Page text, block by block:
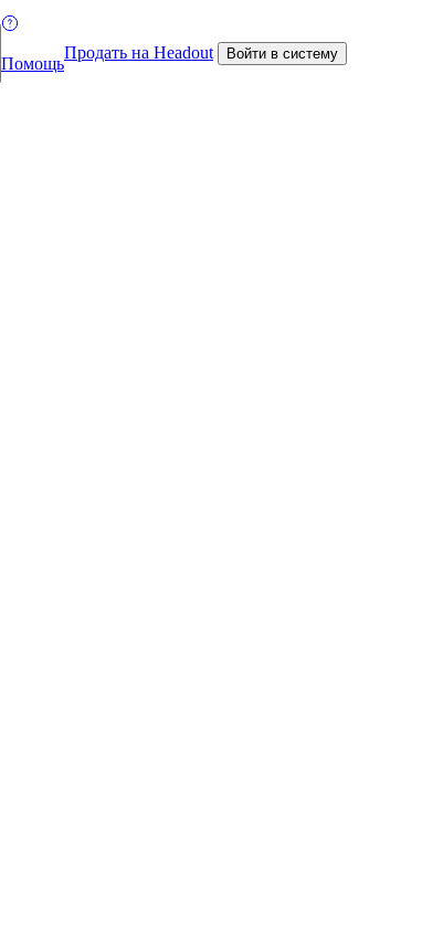
Помощь
Продать на Headout Войти в систему